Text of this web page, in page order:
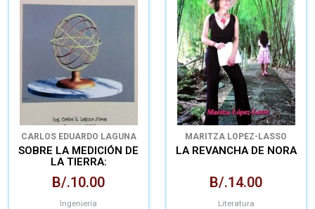
CARLOS EDUARDO LAGUNA
NAVAS
SOBRE LA MEDICIÓN DE
LA TIERRA:
CIRENE
B/.10.00
Ingeniería
MARITZA LOPEZ-LASSO
LA REVANCHA DE NORA
B/.14.00
Literatura